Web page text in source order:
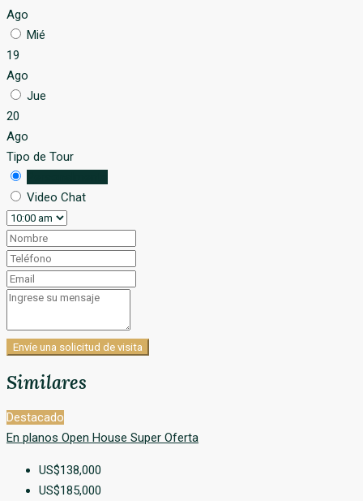
Ago
Mié
19
Ago
Jue
20
Ago
Tipo de Tour
Video Chat
Envíe una solicitud de visita
Similares
Destacado
En planos Open House Super Oferta
US$138,000
US$185,000